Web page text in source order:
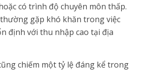
có trình độ chuyên môn thấp.
gặp khó khăn trong việc
định với thu nhập cao tại địa
chiếm một tỷ lệ đáng kể trong